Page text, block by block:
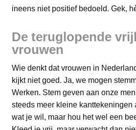
ineens niet positief bedoeld. Gek,
De teruglopende
vrouwen
Wie denkt dat vrouwen in
kijkt niet goed. Ja, we mogen
Werken. Stem geven aan onze
steeds meer kleine kanttekeningen
wat je wil, maar hou het wel een